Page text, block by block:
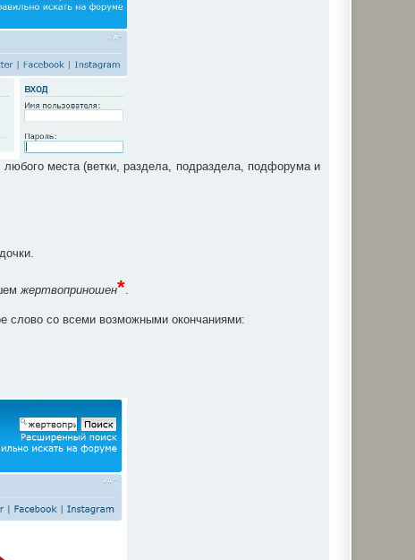
места (ветки, раздела, подраздела, подфорума и
жертвоприношен*
слово со всеми возможными окончаниями: